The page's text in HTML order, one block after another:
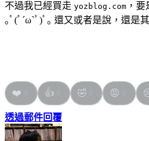
不過我已經買走 yozblog.com ，
｡ﾟ(ﾟ´ω`ﾟ)ﾟ｡ 還又或者是說，還是
❤️ 👍 🤣 😡
透過郵件回覆